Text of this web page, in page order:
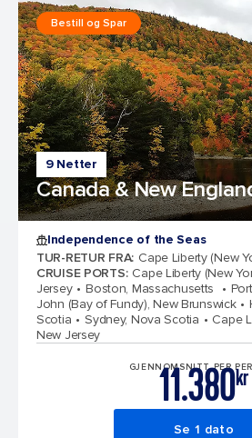
9 Netter
Canada & New
Bestill og Spar
Independence of the Seas
TUR-RETUR FRA: Cape Liberty (New
CRUISE PORTS: Cape Liberty (New
Jersey
Boston, Massachusetts
John (Bay of Fundy), New Brunswick
Scotia
Sydney, Nova Scotia
Cape
New Jersey
GJENNOMSNITT PER kr
11.380
Se 1 dato